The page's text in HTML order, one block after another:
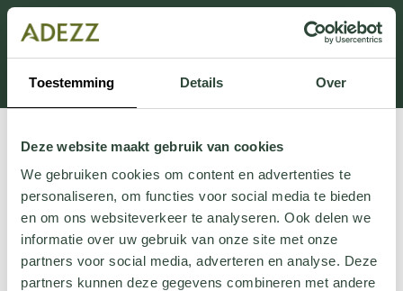
Toestemming Details Over
Deze website maakt gebruik van cookies
We gebruiken cookies om content en advertenties te
personaliseren, om functies voor social media te bieden
en om ons websiteverkeer te analyseren. Ook delen we
informatie over uw gebruik van onze site met onze
partners voor social media, adverteren en analyse. Deze
partners kunnen deze gegevens combineren met andere
Dit onderdeel is momenteel in onderhoud.
Als je informatie mist kun je ons bellen +31 413 274
168 of mailen
Customersupport@adezz.com.